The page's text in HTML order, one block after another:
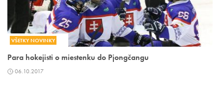
VŠETKY NOVINKY
Para hokejisti o miestenku do Pjongčangu
06.10.2017